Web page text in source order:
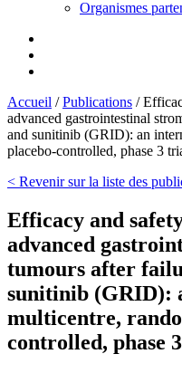
Organismes
Accueil /Publications /
advanced gastrointestinal
and sunitinib (GRID): an
placebo-controlled, phase 3
< Revenir sur la liste des
Efficacy and
advanced
tumours after
sunitinib (GRID):
multicentre,
controlled, phase